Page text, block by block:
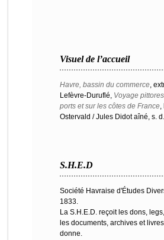
Visuel de l’accueil
Havre, bassin du commerce,
Lefèvre-Duruflé, Voyage
ports et sur les côtes de France,
Ostervald / Jules Didot aîné, s.
S.H.E.D
Société Havraise d'Études
1833.
La S.H.E.D. reçoit les dons,
les documents, archives et
donne.